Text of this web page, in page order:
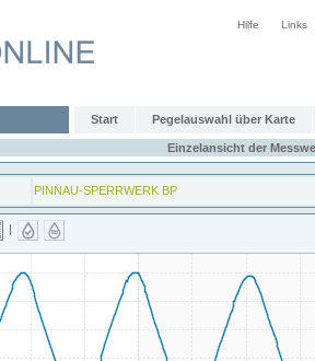
Hilfe Links
Start Pegelauswahl über Karte
Einzelansicht der
PINNAU-SPERRWERK BP
|